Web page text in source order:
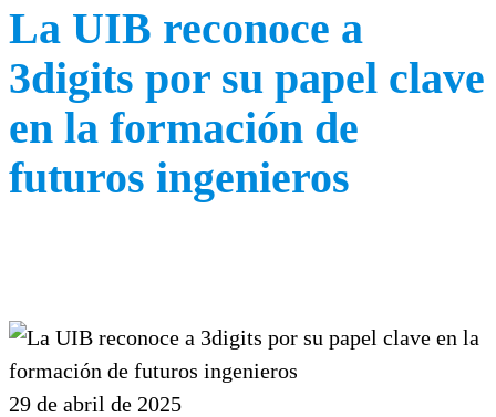
La UIB reconoce a
3digits por su papel clave
en la formación de
futuros ingenieros
29 de abril de 2025